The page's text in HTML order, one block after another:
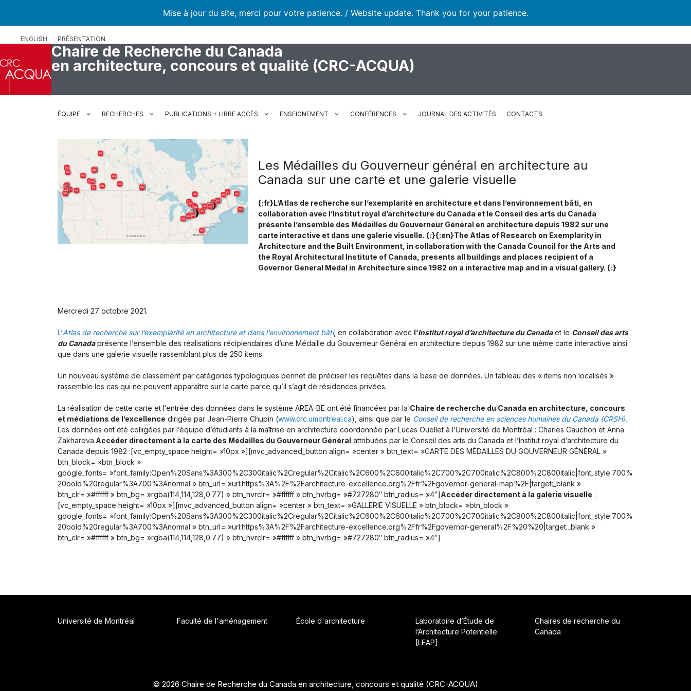
Mise à jour du site, merci pour votre patience. / Website update. Thank you for your patience.
ENGLISH PRÉSENTATION
Chaire de Recherche du Canada
en architecture, concours et qualité (CRC-ACQUA)
ÉQUIPE RECHERCHES PUBLICATIONS + LIBRE ACCÈS ENSEIGNEMENT CONFÉRENCES JOURNAL DES ACTIVITÉS CONTACTS
Les Médailles du Gouverneur général en architecture au
Canada sur une carte et une galerie visuelle
{:fr}L’Atlas de recherche sur l’exemplarité en architecture et dans l’environnement bâti, en
collaboration avec l’Institut royal d’architecture du Canada et le Conseil des arts du Canada
présente l’ensemble des Médailles du Gouverneur Général en architecture depuis 1982 sur une
carte interactive et dans une galerie visuelle. {:}{:en}The Atlas of Research on Exemplarity in
Architecture and the Built Environment, in collaboration with the Canada Council for the Arts and
the Royal Architectural Institute of Canada, presents all buildings and places recipient of a
Governor General Medal in Architecture since 1982 on a interactive map and in a visual gallery. {:}
Mercredi 27 octobre 2021.
L’Atlas de recherche sur l’exemplarité en architecture et dans l’environnement bâti, en collaboration avec l’Institut royal d’architecture du Canadaet le Conseil des arts
du Canada présente l’ensemble des réalisations récipiendaires d’une Médaille du Gouverneur Général en architecture depuis 1982 sur une même carte interactive ainsi
que dans une galerie visuelle rassemblant plus de 250 items.
Un nouveau système de classement par catégories typologiques permet de préciser les requêtes dans la base de données. Un tableau des « items non localisés »
rassemble les cas qui ne peuvent apparaître sur la carte parce qu’il s’agit de résidences privées.
La réalisation de cette carte et l’entrée des données dans le système AREA-BE ont été financées par la Chaire de recherche du Canada en architecture, concours
et médiations de l’excellence dirigée par Jean-Pierre Chupin (www.crc.umontreal.ca), ainsi que par le Conseil de recherche en sciences humaines du Canada (CRSH).
Les données ont été colligées par l’équipe d’étudiants à la maîtrise en architecture coordonnée par Lucas Ouellet à l’Université de Montréal : Charles Cauchon et Anna
Zakharova.Accéder directement à la carte des Médailles du Gouverneur Général attribuées par le Conseil des arts du Canada et l’Institut royal d’architecture du
Canada depuis 1982 :[vc_empty_space height= »10px »][mvc_advanced_button align= »center » btn_text= »CARTE DES MÉDAILLES DU GOUVERNEUR GÉNÉRAL »
btn_block= »btn_block »
google_fonts= »font_family:Open%20Sans%3A300%2C300italic%2Cregular%2Citalic%2C600%2C600italic%2C700%2C700italic%2C800%2C800italic|font_style:700%
20bold%20regular%3A700%3Anormal » btn_url= »url:https%3A%2F%2Farchitecture-excellence.org%2Ffr%2Fgovernor-general-map%2F|target:_blank »
btn_clr= »#ffffff » btn_bg= »rgba(114,114,128,0.77) » btn_hvrclr= »#ffffff » btn_hvrbg= »#727280″ btn_radius= »4″]Accéder directement à la galerie visuelle :
[vc_empty_space height= »10px »][mvc_advanced_button align= »center » btn_text= »GALLERIE VISUELLE » btn_block= »btn_block »
google_fonts= »font_family:Open%20Sans%3A300%2C300italic%2Cregular%2Citalic%2C600%2C600italic%2C700%2C700italic%2C800%2C800italic|font_style:700%
20bold%20regular%3A700%3Anormal » btn_url= »url:https%3A%2F%2Farchitecture-excellence.org%2Ffr%2Fgovernor-general%2F%20%20|target:_blank »
btn_clr= »#ffffff » btn_bg= »rgba(114,114,128,0.77) » btn_hvrclr= »#ffffff » btn_hvrbg= »#727280″ btn_radius= »4″]
Université de Montréal Faculté de l'aménagement École d'architecture
Laboratoire d’Étude de
l’Architecture Potentielle
[LEAP]
Chaires de recherche du
Canada
© 2026 Chaire de Recherche du Canada en architecture, concours et qualité (CRC-ACQUA)